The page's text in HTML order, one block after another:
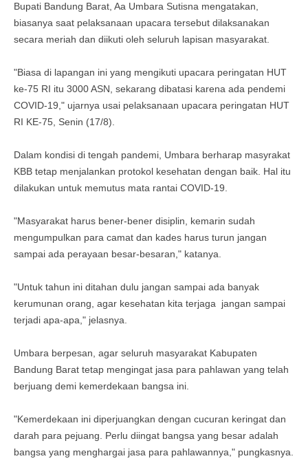
Bupati Bandung Barat, Aa Umbara Sutisna mengatakan,
biasanya saat pelaksanaan upacara tersebut dilaksanakan
secara meriah dan diikuti oleh seluruh lapisan masyarakat.
"Biasa di lapangan ini yang mengikuti upacara peringatan HUT
ke-75 RI itu 3000 ASN, sekarang dibatasi karena ada pendemi
COVID-19," ujarnya usai pelaksanaan upacara peringatan HUT
RI KE-75, Senin (17/8).
Dalam kondisi di tengah pandemi, Umbara berharap masyrakat
KBB tetap menjalankan protokol kesehatan dengan baik. Hal itu
dilakukan untuk memutus mata rantai COVID-19.
"Masyarakat harus bener-bener disiplin, kemarin sudah
mengumpulkan para camat dan kades harus turun jangan
sampai ada perayaan besar-besaran," katanya.
"Untuk tahun ini ditahan dulu jangan sampai ada banyak
kerumunan orang, agar kesehatan kita terjaga jangan sampai
terjadi apa-apa," jelasnya.
Umbara berpesan, agar seluruh masyarakat Kabupaten
Bandung Barat tetap mengingat jasa para pahlawan yang telah
berjuang demi kemerdekaan bangsa ini.
"Kemerdekaan ini diperjuangkan dengan cucuran keringat dan
darah para pejuang. Perlu diingat bangsa yang besar adalah
bangsa yang menghargai jasa para pahlawannya," pungkasnya.